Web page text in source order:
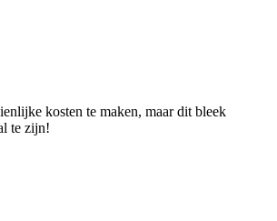
kosten te maken, maar dit bleek
te zijn!